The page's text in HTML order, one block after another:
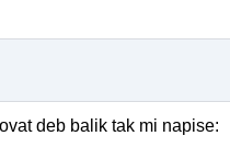
deb balik tak mi napise: